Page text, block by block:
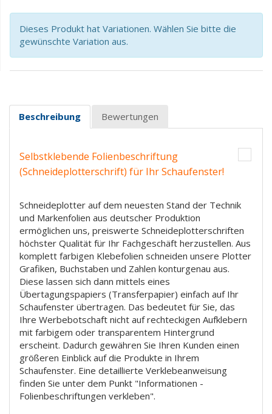
Dieses Produkt hat Variationen. Wählen Sie bitte die
gewünschte Variation aus.
Beschreibung Bewertungen
Selbstklebende Folienbeschriftung
(Schneideplotterschrift) für Ihr Schaufenster!
Schneideplotter auf dem neuesten Stand der Technik
und Markenfolien aus deutscher Produktion
ermöglichen uns, preiswerte Schneideplotterschriften
höchster Qualität für Ihr Fachgeschäft herzustellen. Aus
komplett farbigen Klebefolien schneiden unsere Plotter
Grafiken, Buchstaben und Zahlen konturgenau aus.
Diese lassen sich dann mittels eines
Übertagungspapiers (Transferpapier) einfach auf Ihr
Schaufenster übertragen. Das bedeutet für Sie, das
Ihre Werbebotschaft nicht auf rechteckigen Aufklebern
mit farbigem oder transparentem Hintergrund
erscheint. Dadurch gewähren Sie Ihren Kunden einen
größeren Einblick auf die Produkte in Ihrem
Schaufenster. Eine detaillierte Verklebeanweisung
finden Sie unter dem Punkt "Informationen -
Folienbeschriftungen verkleben".